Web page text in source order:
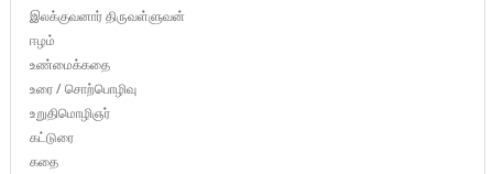
இலக்குவனார் திருவள்ளுவன்
ஈழம்
உண்மைக்கதை
உரை / சொற்பொழிவு
உறுதிமொழிஞர்
கட்டுரை
கதை